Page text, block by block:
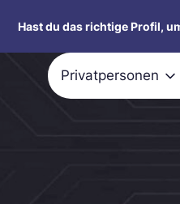
Hast du das richtige Profil,
Privatpersonen